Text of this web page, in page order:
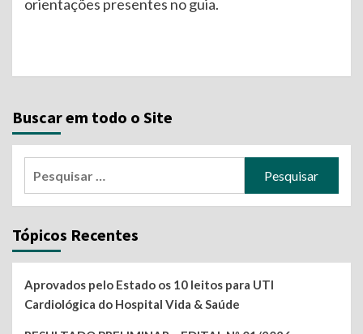
orientações presentes no guia.
Continue
Buscar em todo o Site
Tópicos Recentes
Aprovados pelo Estado os 10 leitos para UTI
Cardiológica do Hospital Vida & Saúde